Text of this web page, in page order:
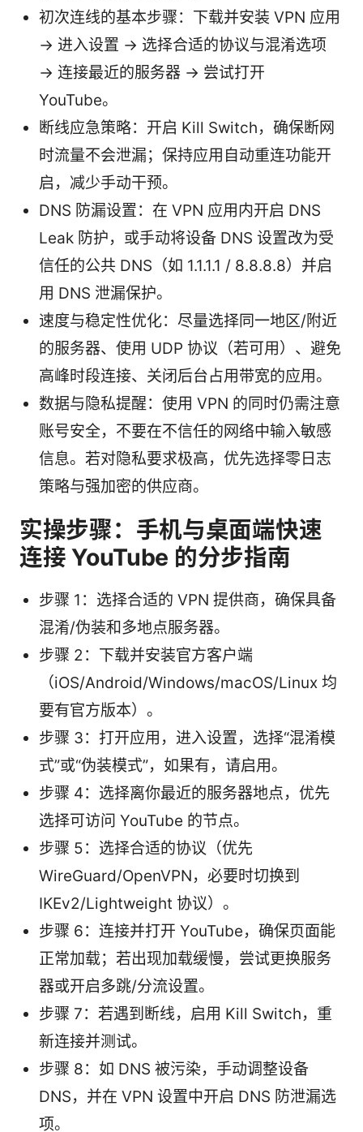
初次连线的基本步骤：下载并安装 VPN 应用
→ 进入设置 → 选择合适的协议与混淆选项
→ 连接最近的服务器 → 尝试打开
YouTube。
断线应急策略：开启 Kill Switch，确保断网
时流量不会泄漏；保持应用自动重连功能开
启，减少手动干预。
DNS 防漏设置：在 VPN 应用内开启 DNS
Leak 防护，或手动将设备 DNS 设置改为受
信任的公共 DNS（如 1.1.1.1 / 8.8.8.8）并启
用 DNS 泄漏保护。
速度与稳定性优化：尽量选择同一地区/附近
的服务器、使用 UDP 协议（若可用）、避免
高峰时段连接、关闭后台占用带宽的应用。
数据与隐私提醒：使用 VPN 的同时仍需注意
账号安全，不要在不信任的网络中输入敏感
信息。若对隐私要求极高，优先选择零日志
策略与强加密的供应商。
实操步骤：手机与桌面端快速
连接 YouTube 的分步指南
步骤 1：选择合适的 VPN 提供商，确保具备
混淆/伪装和多地点服务器。
步骤 2：下载并安装官方客户端
（iOS/Android/Windows/macOS/Linux 均
要有官方版本）。
步骤 3：打开应用，进入设置，选择“混淆模
式”或“伪装模式”，如果有，请启用。
步骤 4：选择离你最近的服务器地点，优先
选择可访问 YouTube 的节点。
步骤 5：选择合适的协议（优先
WireGuard/OpenVPN，必要时切换到
IKEv2/Lightweight 协议）。
步骤 6：连接并打开 YouTube，确保页面能
正常加载；若出现加载缓慢，尝试更换服务
器或开启多跳/分流设置。
步骤 7：若遇到断线，启用 Kill Switch，重
新连接并测试。
步骤 8：如 DNS 被污染，手动调整设备
DNS，并在 VPN 设置中开启 DNS 防泄漏选
项。